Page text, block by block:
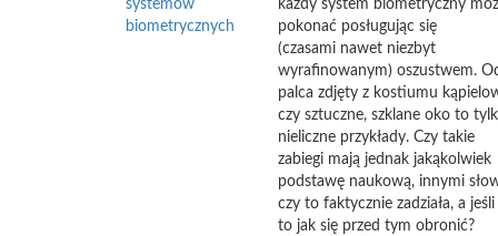
systemów
biometrycznych
każdy system biometryczny
pokonać posługując się
(czasami nawet niezbyt
wyrafinowanym) oszustwem.
palca zdjęty z kostiumu
czy sztuczne, szklane oko to
nieliczne przykłady. Czy takie
zabiegi mają jednak jakąkolwiek
podstawę naukową, innymi
czy to faktycznie zadziała, a
to jak się przed tym obronić?